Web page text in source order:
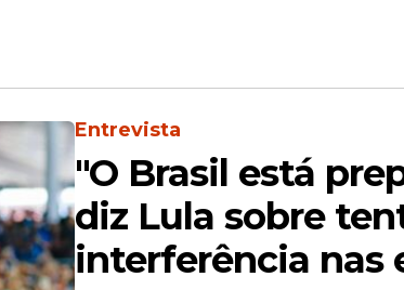
Entrevista
"O Brasil está
diz Lula sobre
interferência nas